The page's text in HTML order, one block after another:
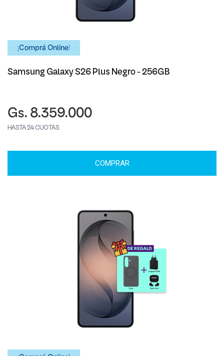
¡Comprá Online!
Samsung Galaxy S26 Plus Negro - 256GB
Gs. 8.359.000
HASTA 24 CUOTAS
COMPRAR